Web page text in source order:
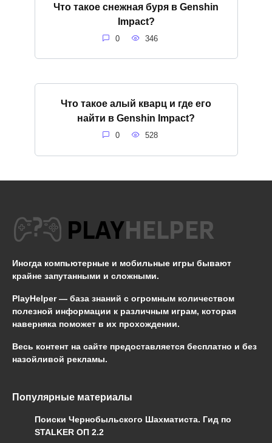
Что такое снежная буря в Genshin
Impact?
0 346
Что такое алый кварц и где его
найти в Genshin Impact?
0 528
Иногда компьютерные и мобильные игры бывают
крайне запутанными и сложными.
PlayHelper — база знаний с огромным количеством
полезной информации к различным играм, которая
наверняка поможет в их прохождении.
Весь контент на сайте предоставляется бесплатно и без
назойливой рекламы.
Популярные материалы
Поиски Чернобыльского Шахматиста. Гид по
STALKER ОП 2.2